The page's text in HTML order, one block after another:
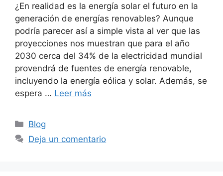
¿En realidad es la energía solar el futuro en la
generación de energías renovables? Aunque
podría parecer así a simple vista al ver que las
proyecciones nos muestran que para el año
2030 cerca del 34% de la electricidad mundial
provendrá de fuentes de energía renovable,
incluyendo la energía eólica y solar. Además, se
espera … Leer más
Categorías
Blog
Deja un comentario